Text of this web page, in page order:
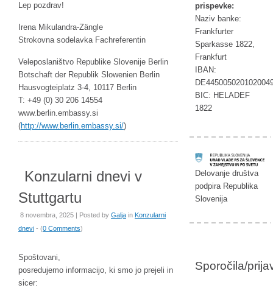
Lep pozdrav!
Irena Mikulandra-Zängle
Strokovna sodelavka Fachreferentin
Veleposlaništvo Republike Slovenije Berlin
Botschaft der Republik Slowenien Berlin
Hausvogteiplatz 3-4, 10117 Berlin
T: +49 (0) 30 206 14554
www.berlin.embassy.si
(http://www.berlin.embassy.si/)
Konzularni dnevi v
Stuttgartu
8 novembra, 2025 | Posted by Galja in Konzularni
dnevi - (0 Comments)
Spoštovani,
posredujemo informacijo, ki smo jo prejeli in
sicer:
prispevke:
Naziv banke:
Frankfurter
Sparkasse 1822,
Frankfurt
IBAN:
BIC: HELADEF
1822
Delovanje društva
podpira Republika
Slovenija
Sporočila/